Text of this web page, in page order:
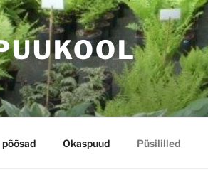
Okaspuud Püsililled